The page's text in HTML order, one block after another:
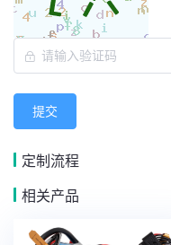
提交
定制流程
相关产品